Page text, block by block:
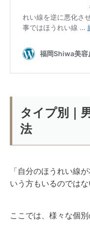
タイプ別｜
法
「自分のほうれい線
いう方もいるのでは
ここでは、様々な個